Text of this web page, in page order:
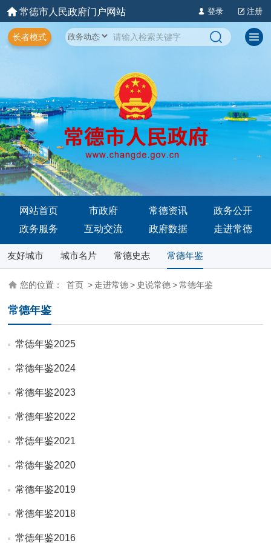
常德市人民政府门户网站 登录 注册
长者模式
网站首页 市政府 常德资讯
政务公开
政务服务
互动交流 政府数据 走进常德
友好城市 城市名片 常德史志 常德年鉴
您的位置： 首页 > 走进常德 > 史说常德 > 常德年鉴
常德年鉴
常德年鉴2025
常德年鉴2024
常德年鉴2023
常德年鉴2022
常德年鉴2021
常德年鉴2020
常德年鉴2019
常德年鉴2018
常德年鉴2016